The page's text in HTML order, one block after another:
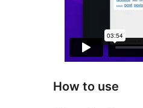
How to use